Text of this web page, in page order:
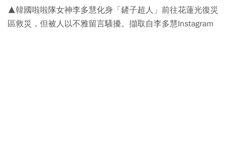
▲韓國啦啦隊女神李多慧化身「鏟子超人」前往花蓮光復災
區救災，但被人以不雅留言騷擾。擷取自李多慧Instagram